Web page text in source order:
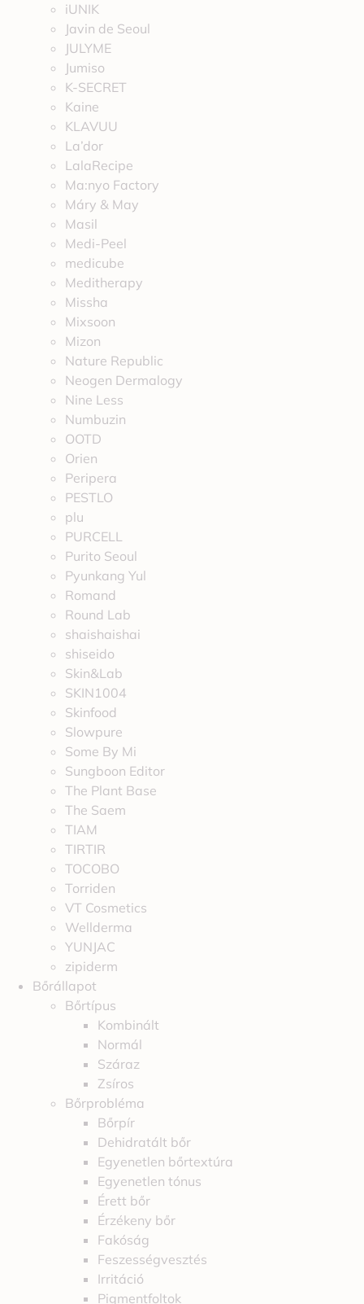
iUNIK
Javin de Seoul
JULYME
Jumiso
K-SECRET
Kaine
KLAVUU
La’dor
LalaRecipe
Ma:nyo Factory
Máry & May
Masil
Medi-Peel
medicube
Meditherapy
Missha
Mixsoon
Mizon
Nature Republic
Neogen Dermalogy
Nine Less
Numbuzin
OOTD
Orien
Peripera
PESTLO
plu
PURCELL
Purito Seoul
Pyunkang Yul
Romand
Round Lab
shaishaishai
shiseido
Skin&Lab
SKIN1004
Skinfood
Slowpure
Some By Mi
Sungboon Editor
The Plant Base
The Saem
TIAM
TIRTIR
TOCOBO
Torriden
VT Cosmetics
Wellderma
YUNJAC
zipiderm
Bőrállapot
Bőrtípus
Kombinált
Normál
Száraz
Zsíros
Bőrprobléma
Bőrpír
Dehidratált bőr
Egyenetlen bőrtextúra
Egyenetlen tónus
Érett bőr
Érzékeny bőr
Fakóság
Feszességvesztés
Irritáció
Pigmentfoltok